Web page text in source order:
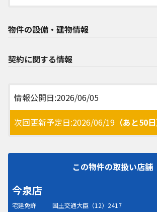
物件の設備・建物情報
契約に関する情報
情報公開日:2026/06/05
次回更新予定日:2026/06/19 （あと50日
この物件の取扱い店舗
今泉店
宅建免許
国土交通大臣（12）2417